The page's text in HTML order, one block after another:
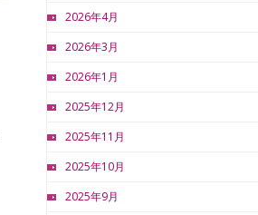
2026年4月
2026年3月
2026年1月
2025年12月
2025年11月
2025年10月
2025年9月